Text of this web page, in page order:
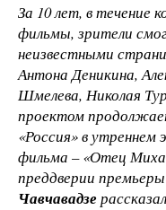
За 10 лет, в течение
фильмы, зрители
неизвестными
Антона Деникина,
Шмелева, Николая
проектом
«Россия» в утреннем
фильма –«Отец
преддверии премьеры
Чавчавадзе